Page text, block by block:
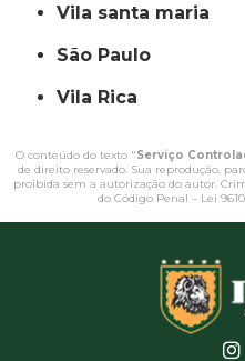
vila santa maria
São Paulo
Vila Rica
O conteúdo do texto "Serviço
de direito reservado. Sua reprodução,
proibida sem a autorização do autor.
do Código Penal – Lei